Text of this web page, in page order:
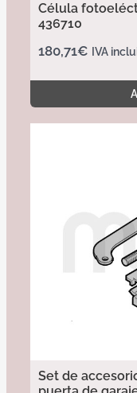
Célula
436710
180,71€ IVA
Set de